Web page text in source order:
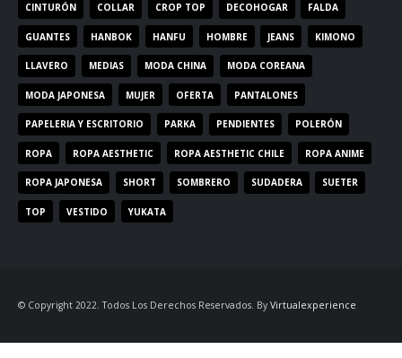
CINTURÓN COLLAR CROP TOP DECOHOGAR FALDA
GUANTES HANBOK HANFU HOMBRE JEANS KIMONO
LLAVERO MEDIAS MODA CHINA MODA COREANA
MODA JAPONESA MUJER OFERTA PANTALONES
PAPELERIA Y ESCRITORIO PARKA PENDIENTES POLERÓN
ROPA ROPA AESTHETIC ROPA AESTHETIC CHILE ROPA ANIME
ROPA JAPONESA SHORT SOMBRERO SUDADERA SUETER
TOP VESTIDO YUKATA
© Copyright 2022. Todos Los Derechos Reservados. By Virtualexperience